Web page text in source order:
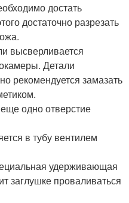
достать
достаточно разрезать
высверливается
Детали
рекомендуется замазать
одно отверстие
в тубу вентилем
удерживающая
заглушке проваливаться